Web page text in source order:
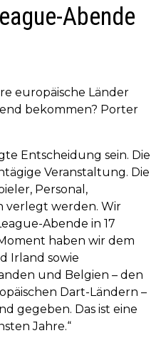
Abende
europäische Länder
bekommen? Porter
Entscheidung sein. Die
Veranstaltung. Die
Personal,
verlegt werden. Wir
Abende in 17
haben wir dem
Irland sowie
und Belgien – den
Dart-Ländern –
gegeben. Das ist eine
Jahre.“